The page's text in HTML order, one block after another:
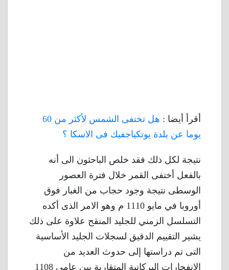
أقرأ أيضا :
هل تختفى الشمس لأكثر من 60
يوما عن بلدة يوتكياجفيك فى الاسكا ؟
نتيجة لكل ذلك فقد خلص الباحثون الى أنه
بالفعل أختفى القمر خلال فترة العصور
الوسطى نتيجة وجود حجاب من الغبار فوق
أوروبا في مايو 1110 م وهو الامر الذى أكده
التسلسل الزمني للجليد المنقح علاوة على ذلك
يشير التقييم الدقيق لسجلات الجليد الأساسية
التى تم دراستها إلى حدوث العديد من
الانفجارات البركانية المتقاربة بين عامي 1108